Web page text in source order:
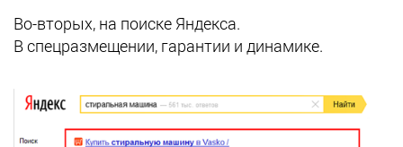
Во-вторых, на поиске Яндекса.
В спецразмещении, гарантии и динамике.